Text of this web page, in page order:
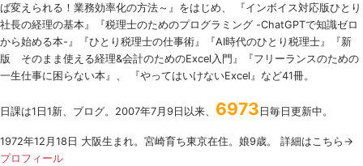
ば変えられる！業務効率化の方法～』をはじめ、 『インボイス対応版ひとり
社長の経理の基本』『税理士のためのプログラミング -ChatGPTで知識ゼロ
から始める本-』『ひとり税理士の仕事術』『AI時代のひとり税理士』『新
版 そのまま使える経理&会計のためのExcel入門』『フリーランスのための
一生仕事に困らない本』、 『やってはいけないExcel』など41冊。
日課は1日1新、ブログ。2007年7月9日以来、 6973 日毎日更新中。
1972年12月18日 大阪生まれ。宮崎育ち東京在住。娘9歳。 詳細はこちら→
プロフィール